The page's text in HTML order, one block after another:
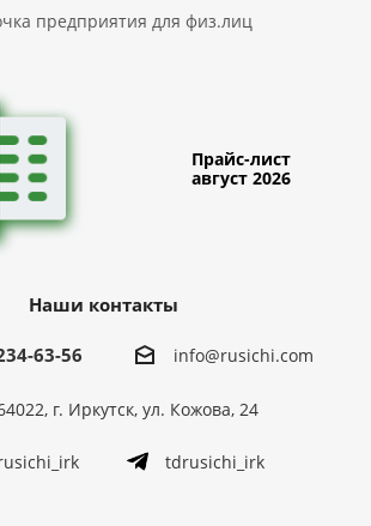
предприятия для физ.лиц
Прайс-лист
август 2026
Наши контакты
63-56 info@rusichi.com
г. Иркутск, ул. Кожова, 24
tdrusichi_irk